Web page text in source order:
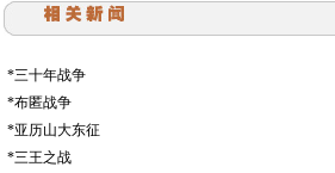
*三十年战争
*布匿战争
*亚历山大东征
*三王之战